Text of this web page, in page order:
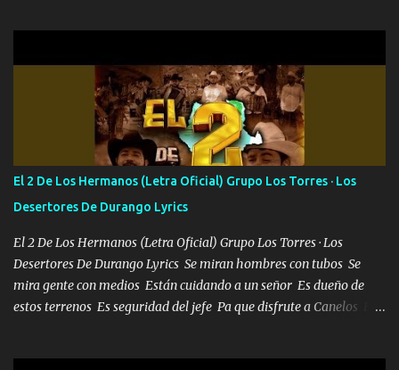
camisa es color Verde y peleam0s la Bandera por todita a la ciudad
con los drones patrullando la Frontera De Tijuana Bulevares
Bellas Artes me ve en las blancas ya hace falta mi APA FLACO
verde se le extraña pa que sepan Aquí Pura GENTE DE LA RANA 🐸
POR CLAVE ES EL CALI 4 EN LA CIUDAD TIJUANA Música Al
tirante andamos mi carnal atento a cualquier necesidad no porque
se ve limpio el camino nos confiamos al andar y nunca con la
misma piedra me vuelvo a tropezar Cuando ando de enamorado
en corto me tiró a per...
El 2 De Los Hermanos (Letra Oficial) Grupo Los Torres · Los
Desertores De Durango Lyrics
El 2 De Los Hermanos (Letra Oficial) Grupo Los Torres · Los
Desertores De Durango Lyrics Se miran hombres con tubos Se
mira gente con medios Están cuidando a un señor Es dueño de
estos terrenos Es seguridad del jefe Pa que disfrute a Canelos Es